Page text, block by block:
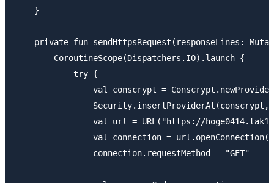
    }
private fun sendHttpsRequest(responseLines:
        CoroutineScope(Dispatchers.IO).launch {
            try {
val conscrypt =
Security.insertProviderAt(conscrypt,
val url = URL("https://
val connection =
                connection.requestMethod = "GET"